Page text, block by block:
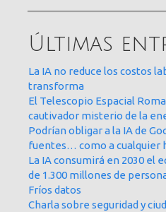
Últimas
La IA no reduce los costos
transforma
El Telescopio Espacial
cautivador misterio de la
Podrían obligar a la IA de
fuentes… como a cualquier
La IA consumirá en 2030 el
de 1.300 millones de
Fríos datos
Charla sobre seguridad y